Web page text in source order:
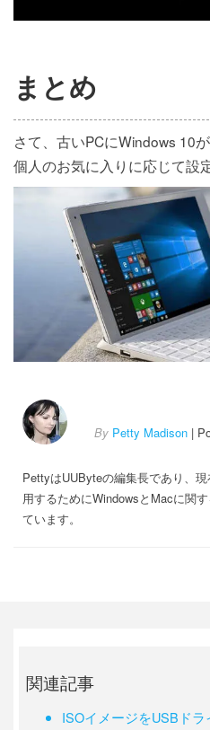
まとめ
さて、古いPCにWindows 10
個人のお気に入りに応じて設
By Petty Madison |
PettyはUUByteの編集長であり、
用するためにWindowsとMacに関
ています。
関連記事
ISOイメージをUSBドラ